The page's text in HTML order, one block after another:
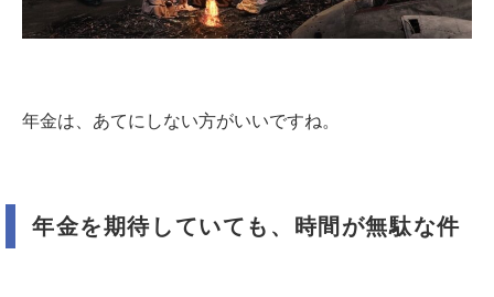
年金は、あてにしない方がいいですね。
年金を期待していても、時間が無駄な件